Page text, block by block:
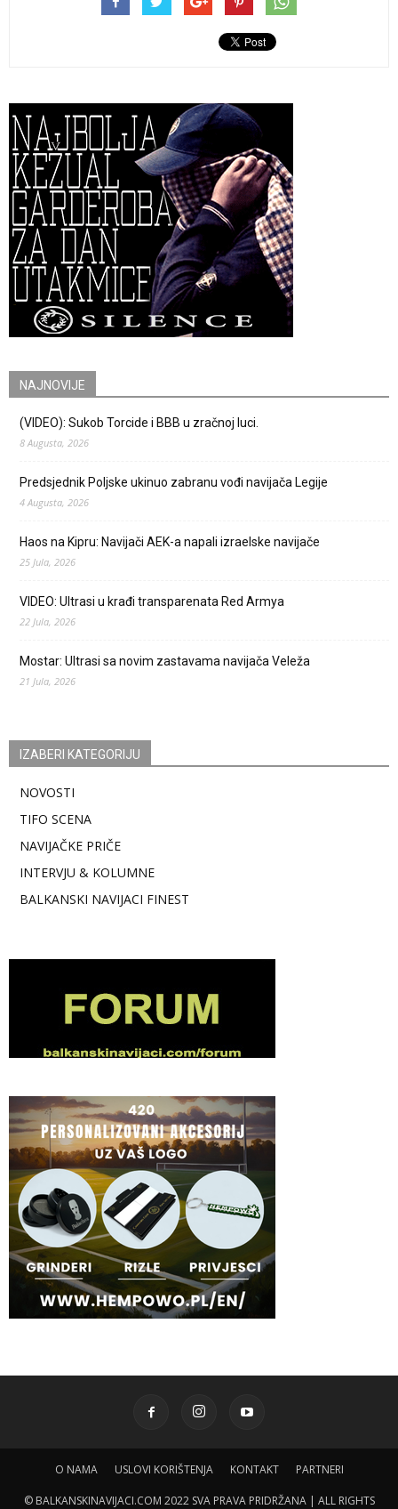
NAJNOVIJE
(VIDEO): Sukob Torcide i BBB u zračnoj luci.
8 Augusta, 2026
Predsjednik Poljske ukinuo zabranu vođi navijača Legije
4 Augusta, 2026
Haos na Kipru: Navijači AEK-a napali izraelske navijače
25 Jula, 2026
VIDEO: Ultrasi u krađi transparenata Red Armya
22 Jula, 2026
Mostar: Ultrasi sa novim zastavama navijača Veleža
21 Jula, 2026
IZABERI KATEGORIJU
NOVOSTI
TIFO SCENA
NAVIJAČKE PRIČE
INTERVJU & KOLUMNE
BALKANSKI NAVIJACI FINEST
O NAMA USLOVI KORIŠTENJA KONTAKT PARTNERI
© BALKANSKINAVIJACI.COM 2022 SVA PRAVA PRIDRŽANA | ALL RIGHTS